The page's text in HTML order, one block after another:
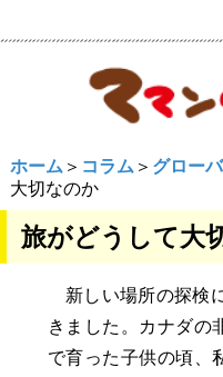
ホーム ＞ コラム ＞ グロー
大切なのか
旅がどうして大
新しい場所の探検
きました。カナダの
で育った子供の頃、